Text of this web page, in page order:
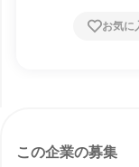
お気に
この企業の募集